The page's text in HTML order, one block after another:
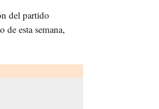
del partido
de esta semana,